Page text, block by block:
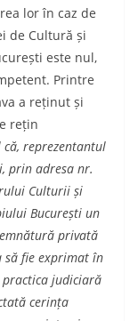
lor în caz de
de Cultură și
este nul,
Printre
a reținut și
rețin
reprezentantul
prin adresa nr.
Culturii și
București un
privată
să fie exprimat în
judiciară
cerința